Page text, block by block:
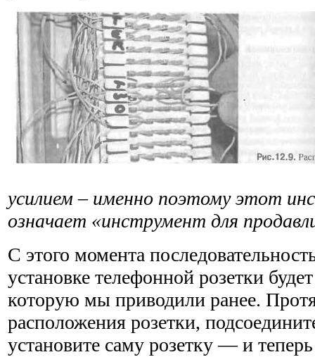
усилием – именно поэтому этот
означает «инструмент для
С этого момента
установке телефонной розетки
которую мы приводили ранее.
расположения розетки,
установите саму розетку — и теперь